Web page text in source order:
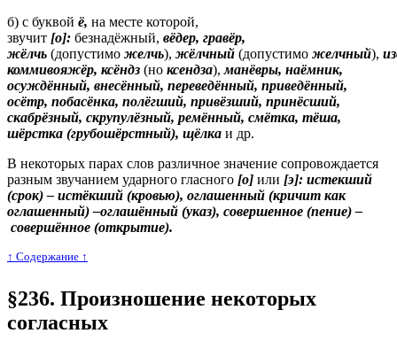
б) с буквой ё, на месте которой,
звучит [о]: безнадёжный, вёдер, гравёр,
жёлчь (допустимо желчь), жёлчный (допустимо желчный),
коммивояжёр, ксёндз (но ксендза),манёвры, наёмник,
осуждённый, внесённый, переведённый, приведённый,
осётр, побасёнка, полёгший, привёзший, принёсший,
скабрёзный, скрупулёзный, ремённый, смётка, тёша,
шёрстка (грубошёрстный), щёлка и др.
В некоторых парах слов различное значение сопровождается
разным звучанием ударного гласного [о] или [э]: истекший
(срок)– истёкший (кровью), оглашенный (кричит как
оглашенный)–оглашённый (указ), совершенное (пение)–
совершённое (открытие).
↑ Cодержание ↑
§236. Произношение некоторых
согласных